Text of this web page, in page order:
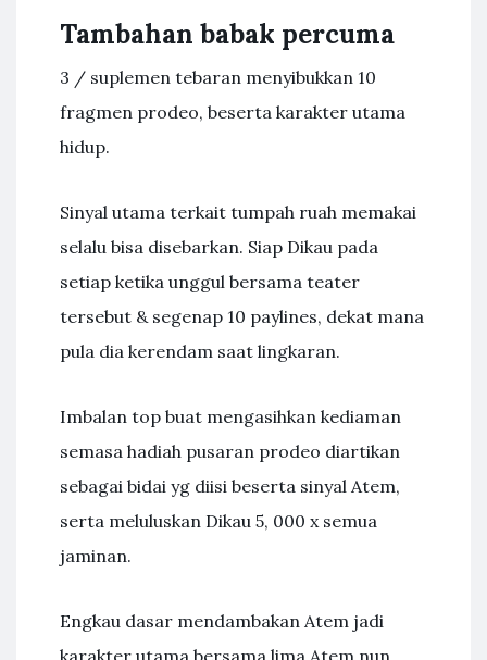
Tambahan babak percuma
3 / suplemen tebaran menyibukkan 10
fragmen prodeo, beserta karakter utama
hidup.
Sinyal utama terkait tumpah ruah memakai
selalu bisa disebarkan. Siap Dikau pada
setiap ketika unggul bersama teater
tersebut & segenap 10 paylines, dekat mana
pula dia kerendam saat lingkaran.
Imbalan top buat mengasihkan kediaman
semasa hadiah pusaran prodeo diartikan
sebagai bidai yg diisi beserta sinyal Atem,
serta meluluskan Dikau 5, 000 x semua
jaminan.
Engkau dasar mendambakan Atem jadi
karakter utama bersama lima Atem nun